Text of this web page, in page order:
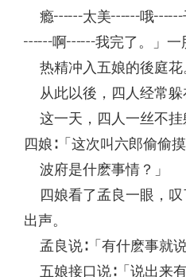
瘾┅┅太美┅┅哦┅┅
┅┅啊┅┅我完了。」一
热精冲入五娘的後庭花
从此以後，四人经常躲
这一天，四人一丝不挂
四娘∶「这次叫六郎偷偷
波府是什麽事情？」
四娘看了孟良一眼，叹
出声。
孟良说∶「有什麽事就
五娘接口说∶「说出来